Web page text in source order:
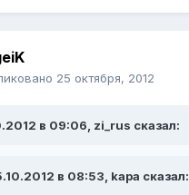
25 октября, 2012
в 09:06, zi_rus сказал:
в 08:53, kapa сказал: